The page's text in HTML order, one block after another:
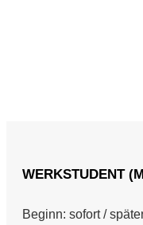
WERKSTUDENT
Beginn: sofort /